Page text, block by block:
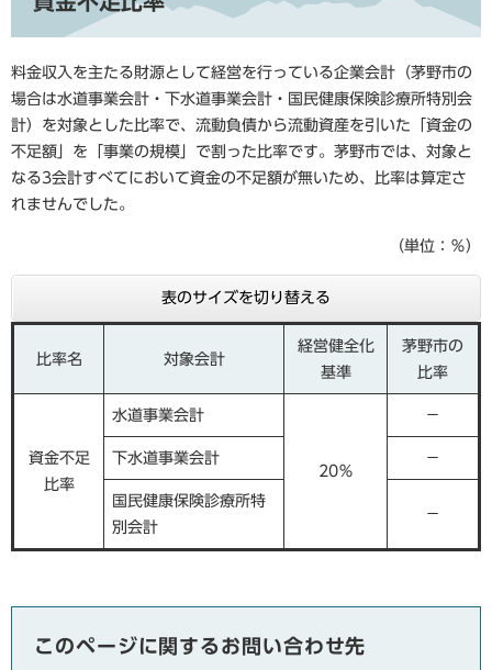
料金収入を主たる財源として経営を行っている企業会計（茅野市の
場合は水道事業会計・下水道事業会計・国民健康保険診療所特別会
計）を対象とした比率で、流動負債から流動資産を引いた「資金の
不足額」を「事業の規模」で割った比率です。茅野市では、対象と
なる3会計すべてにおいて資金の不足額が無いため、比率は算定さ
れませんでした。
（単位：％）
表のサイズを切り替える
比率名 対象会計
経営健全化
基準
茅野市の
比率
資金不足
比率
水道事業会計
20％
－
下水道事業会計 －
国民健康保険診療所特
別会計
－
このページに関するお問い合わせ先